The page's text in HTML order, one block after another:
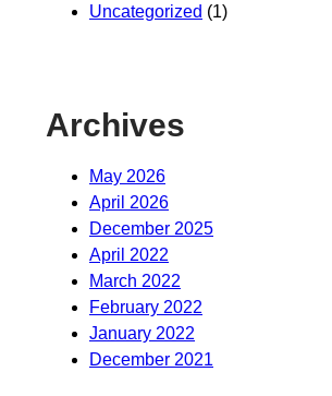
Uncategorized (1)
Archives
May 2026
April 2026
December 2025
April 2022
March 2022
February 2022
January 2022
December 2021